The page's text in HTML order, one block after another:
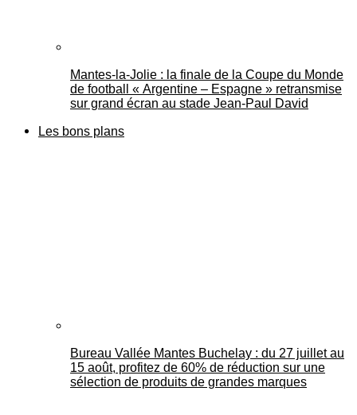
Mantes-la-Jolie : la finale de la Coupe du Monde
de football « Argentine – Espagne » retransmise
sur grand écran au stade Jean-Paul David
Les bons plans
Bureau Vallée Mantes Buchelay : du 27 juillet au
15 août, profitez de 60% de réduction sur une
sélection de produits de grandes marques